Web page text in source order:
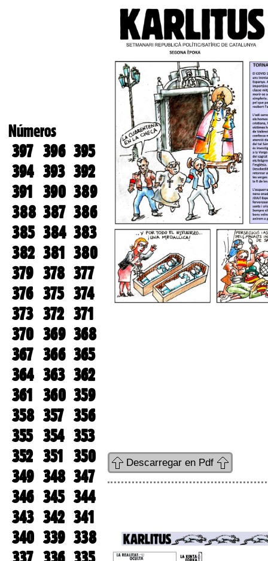
Números
397 396 395
394 393 392
391 390 389
388 387 386
385 384 383
382 381 380
379 378 377
376 375 374
373 372 371
370 369 368
367 366 365
364 363 362
361 360 359
358 357 356
355 354 353
352 351 350
349 348 347
346 345 344
343 342 341
340 339 338
Descarregar en Pdf